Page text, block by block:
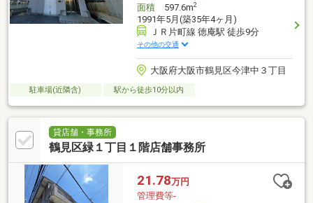
面積597.6m2
1991年5月(築35年4ヶ月)
ＪＲ片町線 徳庵駅 徒歩9分
その他の交通
大阪府大阪市鶴見区今津中３丁目
駐車場(近隣含) 駅から徒歩10分以内
貸店舗・事務所
鶴見区緑１丁目１階店舗事務所
21.78万円
管理費等-